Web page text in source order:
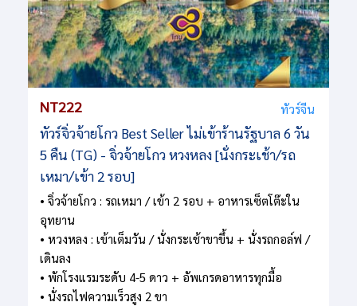
NT222 ทัวร์จีน
ทัวร์จิ่วจ้ายโกว Best Seller ไม่เข้าร้านรัฐบาล 6 วัน
5 คืน (TG) - จิ่วจ้ายโกว หวงหลง [นั่งกระเช้า/รถ
เหมา/เข้า 2 รอบ]
• จิ่วจ้ายโกว : รถเหมา / เข้า 2 รอบ + อาหารเซ็ตโต๊ะใน
อุทยาน
• หวงหลง : เข้าเต็มวัน / นั่งกระเช้าขาขึ้น + นั่งรถกอล์ฟ /
เดินลง
• พักโรงแรมระดับ 4-5 ดาว + อัพเกรดอาหารทุกมื้อ
• นั่งรถไฟความเร็วสูง 2 ขา